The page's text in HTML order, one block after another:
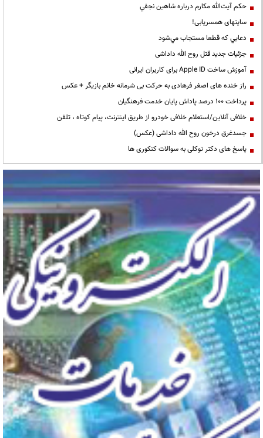
حكم آيت‌الله مكارم درباره شاهين نجفي
سایتهای همسریابی!
دعايي كه قطعا مستجاب مي‌شود
جزئیات جدید قتل روح الله داداشی
آموزش ساخت Apple ID برای کاربران ایرانی
راز خنده های اصغر فرهادی به حرکت بی شرمانه خانم بازیگر + عکس
پرداخت ۱۰۰ درصد پاداش پایان خدمت فرهنگیان
خلافی آنلاین/استعلام خلافی خودرو از طریق اینترنت، پیام کوتاه ، تلفن
جسدغرق درخون روح الله داداشی (عکس)
پاسخ های دکتر توکلی به سوالات کنکوری ها